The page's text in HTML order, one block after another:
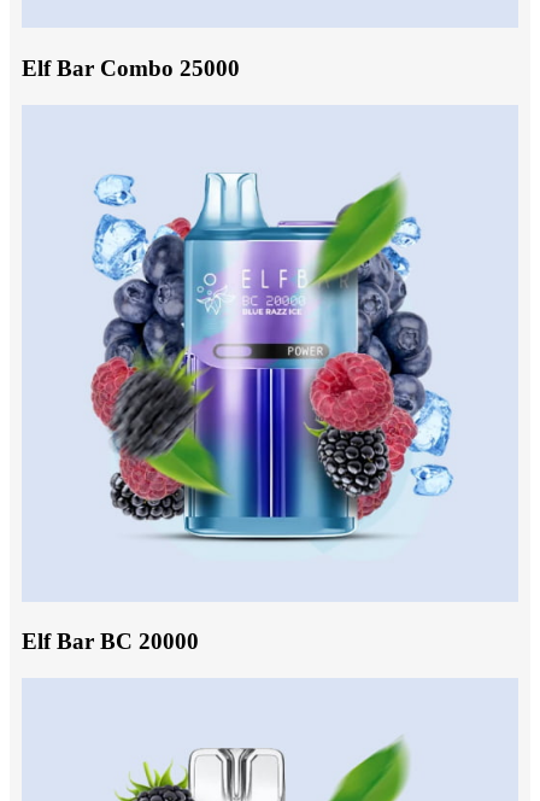
Elf Bar Combo 25000
Elf Bar BC 20000